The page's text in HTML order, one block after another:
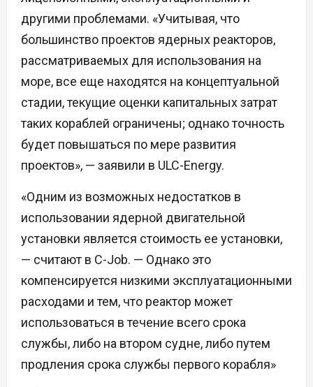
другими проблемами. «Учитывая, что
большинство проектов ядерных реакторов,
рассматриваемых для использования на
море, все еще находятся на концептуальной
стадии, текущие оценки капитальных затрат
таких кораблей ограничены; однако точность
будет повышаться по мере развития
проектов», — заявили в ULC-Energy.
«Одним из возможных недостатков в
использовании ядерной двигательной
установки является стоимость ее установки,
— считают в C-Job. — Однако это
компенсируется низкими эксплуатационными
расходами и тем, что реактор может
использоваться в течение всего срока
службы, либо на втором судне, либо путем
продления срока службы первого корабля»